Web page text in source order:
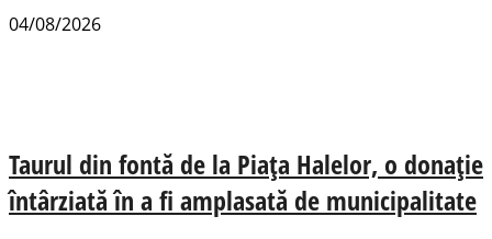
04/08/2026
Taurul din fontă de la Piața Halelor, o donație
întârziată în a fi amplasată de municipalitate